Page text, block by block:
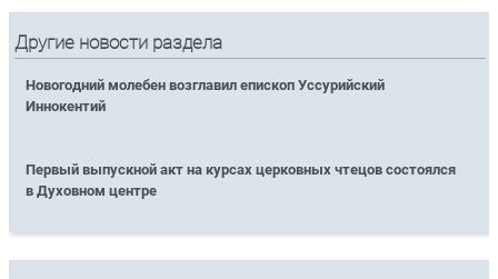
Другие новости раздела
Новогодний молебен возглавил епископ Уссурийский
Иннокентий
Первый выпускной акт на курсах церковных чтецов состоялся
в Духовном центре